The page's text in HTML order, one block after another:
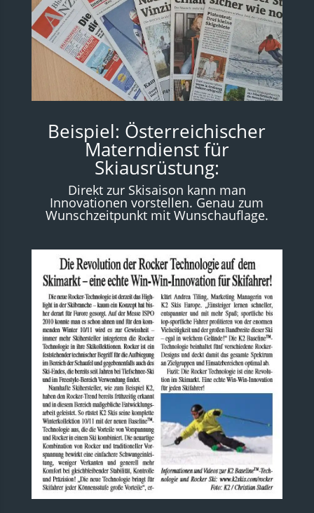
Beispiel: Österreichischer
Materndienst für
Skiausrüstung:
Direkt zur Skisaison kann man
Innovationen vorstellen. Genau zum
Wunschzeitpunkt mit Wunschauflage.